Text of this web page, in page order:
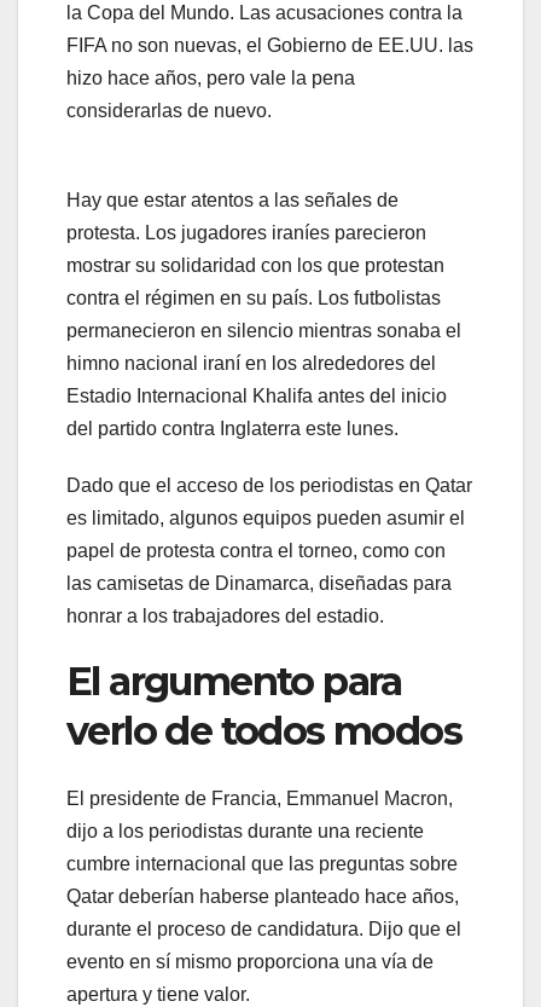
la Copa del Mundo. Las acusaciones contra la
FIFA no son nuevas, el Gobierno de EE.UU. las
hizo hace años, pero vale la pena
considerarlas de nuevo.
Hay que estar atentos a las señales de
protesta. Los jugadores iraníes parecieron
mostrar su solidaridad con los que protestan
contra el régimen en su país. Los futbolistas
permanecieron en silencio mientras sonaba el
himno nacional iraní en los alrededores del
Estadio Internacional Khalifa antes del inicio
del partido contra Inglaterra este lunes.
Dado que el acceso de los periodistas en Qatar
es limitado, algunos equipos pueden asumir el
papel de protesta contra el torneo, como con
las camisetas de Dinamarca, diseñadas para
honrar a los trabajadores del estadio.
El argumento para
verlo de todos modos
El presidente de Francia, Emmanuel Macron,
dijo a los periodistas durante una reciente
cumbre internacional que las preguntas sobre
Qatar deberían haberse planteado hace años,
durante el proceso de candidatura. Dijo que el
evento en sí mismo proporciona una vía de
apertura y tiene valor.